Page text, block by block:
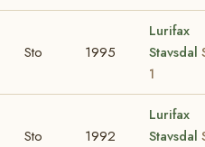
Sto 1995
Lurifax
Stavsdal
1
Sto 1992
Lurifax
Stavsdal